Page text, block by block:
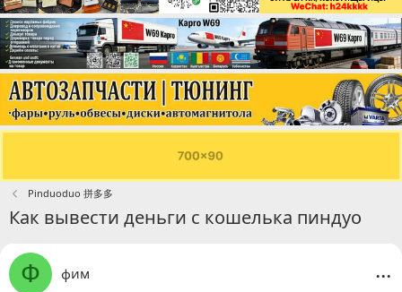
Pinduoduo 拼多多
Как вывести деньги с кошелька пиндуо
Ф фим ...